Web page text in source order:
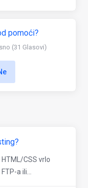
pomoći?
(31 Glasovi)
CSS vrlo
a ili...